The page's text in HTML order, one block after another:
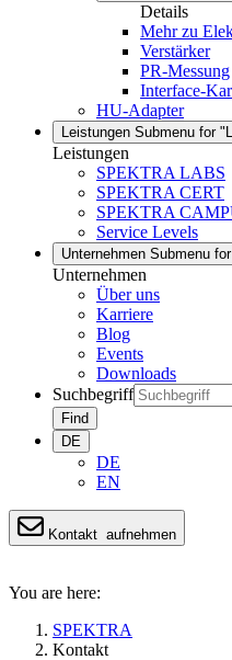
Details
Mehr zu
Verstärker
PR-Messung
Interface-
HU-Adapter
Leistungen Submenu for
Leistungen
SPEKTRA LABS
SPEKTRA CERT
SPEKTRA
Service Levels
Unternehmen Submenu
Unternehmen
Über uns
Karriere
Blog
Events
Downloads
Suchbegriff
Find
DE
DE
EN
Kontakt aufnehmen
You are here:
SPEKTRA
Kontakt